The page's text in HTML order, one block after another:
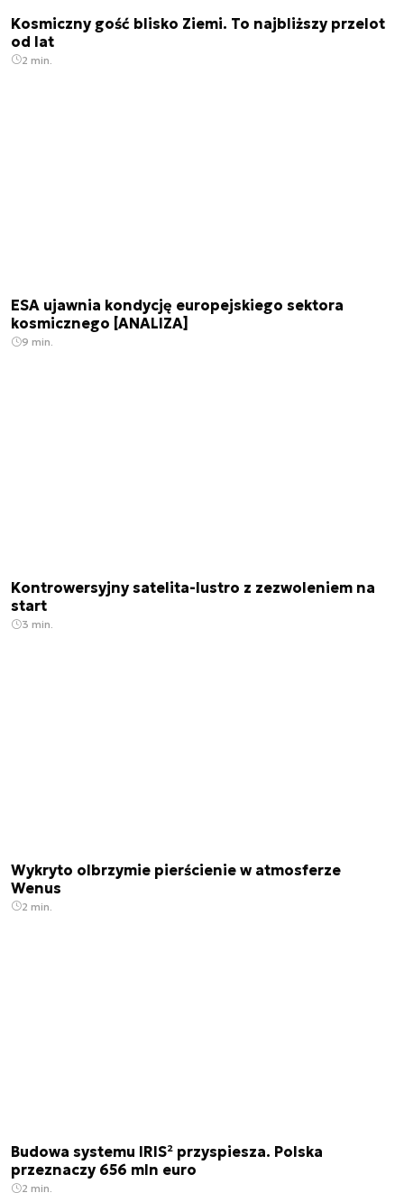
Kosmiczny gość blisko Ziemi. To najbliższy przelot
od lat
2 min.
ESA ujawnia kondycję europejskiego sektora
kosmicznego [ANALIZA]
9 min.
Kontrowersyjny satelita-lustro z zezwoleniem na
start
3 min.
Wykryto olbrzymie pierścienie w atmosferze
Wenus
2 min.
Budowa systemu IRIS² przyspiesza. Polska
przeznaczy 656 mln euro
2 min.